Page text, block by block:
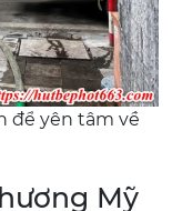
để yên tâm về
Mỹ